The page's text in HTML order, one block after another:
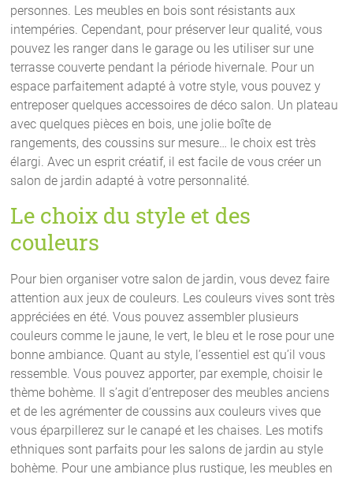
personnes. Les meubles en bois sont résistants aux
intempéries. Cependant, pour préserver leur qualité, vous
pouvez les ranger dans le garage ou les utiliser sur une
terrasse couverte pendant la période hivernale. Pour un
espace parfaitement adapté à votre style, vous pouvez y
entreposer quelques accessoires de déco salon. Un plateau
avec quelques pièces en bois, une jolie boîte de
rangements, des coussins sur mesure… le choix est très
élargi. Avec un esprit créatif, il est facile de vous créer un
salon de jardin adapté à votre personnalité.
Le choix du style et des
couleurs
Pour bien organiser votre salon de jardin, vous devez faire
attention aux jeux de couleurs. Les couleurs vives sont très
appréciées en été. Vous pouvez assembler plusieurs
couleurs comme le jaune, le vert, le bleu et le rose pour une
bonne ambiance. Quant au style, l’essentiel est qu’il vous
ressemble. Vous pouvez apporter, par exemple, choisir le
thème bohème. Il s’agit d’entreposer des meubles anciens
et de les agrémenter de coussins aux couleurs vives que
vous éparpillerez sur le canapé et les chaises. Les motifs
ethniques sont parfaits pour les salons de jardin au style
bohème. Pour une ambiance plus rustique, les meubles en